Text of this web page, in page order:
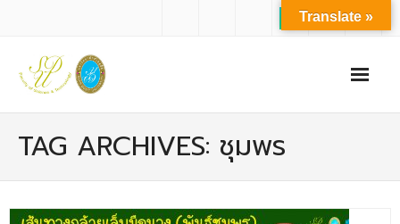
TAG ARCHIVES: ชุมพร
Translate »